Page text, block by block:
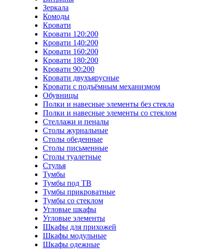
Зеркала
Комоды
Кровати
Кровати 120:200
Кровати 140:200
Кровати 160:200
Кровати 180:200
Кровати 90:200
Кровати двухъярусные
Кровати с подъёмным механизмом
Обувницы
Полки и навесные элементы без стекла
Полки и навесные элементы со стеклом
Стеллажи и пеналы
Столы журнальные
Столы обеденные
Столы письменные
Столы туалетные
Стулья
Тумбы
Тумбы под ТВ
Тумбы прикроватные
Тумбы со стеклом
Угловые шкафы
Угловые элементы
Шкафы для прихожей
Шкафы модульные
Шкафы одежные